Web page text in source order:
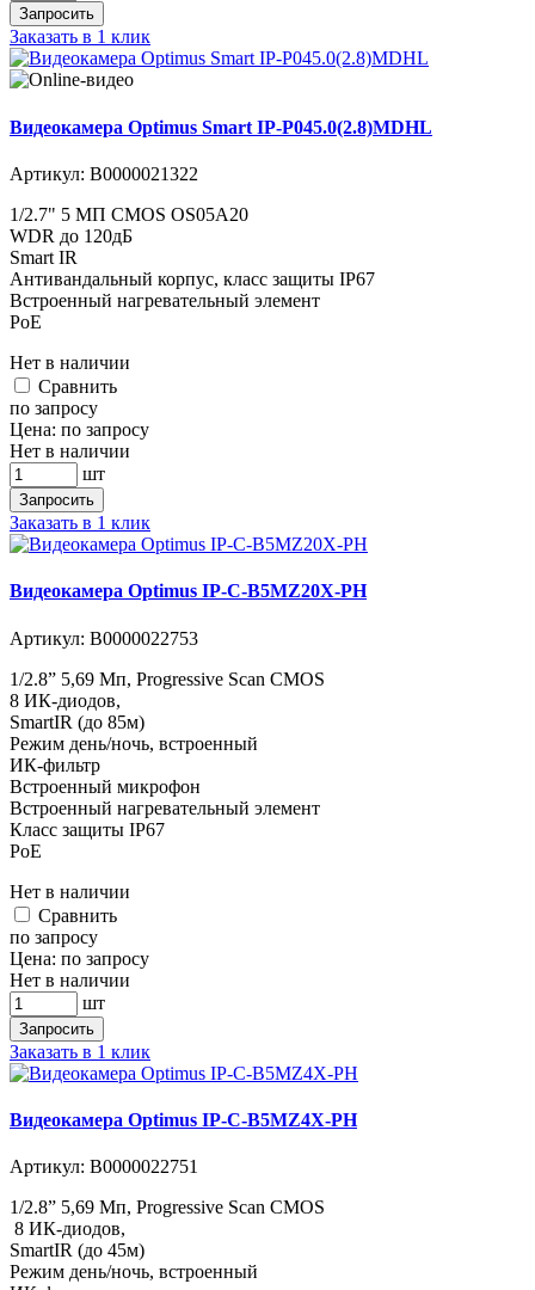
Запросить
Заказать в 1 клик
Видеокамера Optimus Smart IP-P045.0(2.8)MDHL
Артикул: В0000021322
1/2.7" 5 МП CMOS OS05A20
WDR до 120дБ
Smart IR
Антивандальный корпус, класс защиты IР67
Встроенный нагревательный элемент
PoE
Нет в наличии
Cравнить
по запросу
Цена: по запросу
Нет в наличии
шт
Запросить
Заказать в 1 клик
Видеокамера Optimus IP-C-B5MZ20X-PH
Артикул: В0000022753
1/2.8” 5,69 Мп, Progressive Scan CMOS
8 ИК-диодов,
SmartIR (до 85м)
Режим день/ночь, встроенный
ИК-фильтр
Встроенный микрофон
Встроенный нагревательный элемент
Класс защиты IР67
PoE
Нет в наличии
Cравнить
по запросу
Цена: по запросу
Нет в наличии
шт
Запросить
Заказать в 1 клик
Видеокамера Optimus IP-C-B5MZ4X-PH
Артикул: В0000022751
1/2.8” 5,69 Мп, Progressive Scan CMOS
8 ИК-диодов,
SmartIR (до 45м)
Режим день/ночь, встроенный